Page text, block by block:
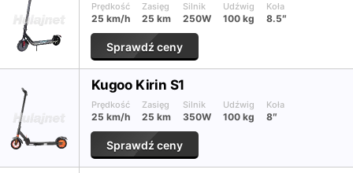
Prędkość
25 km/h
Zasięg
25 km
Silnik
250W
Udźwig
100 kg
Koła
8.5″
Sprawdź ceny
Kugoo Kirin S1
Prędkość
25 km/h
Zasięg
25 km
Silnik
350W
Udźwig
100 kg
Koła
8″
Sprawdź ceny